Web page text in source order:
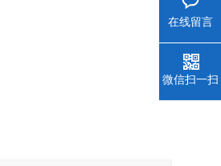
在线留言
微信扫一扫